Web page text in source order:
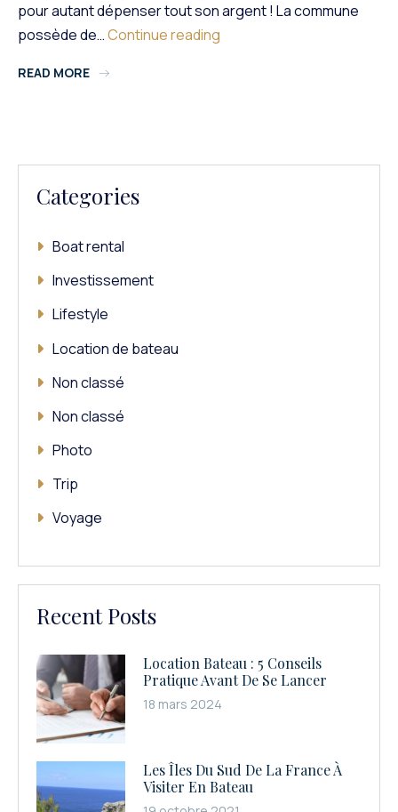
pour autant dépenser tout son argent ! La commune
possède de…Continue reading
READ MORE
Categories
Boat rental
Investissement
Lifestyle
Location de bateau
Non classé
Non classé
Photo
Trip
Voyage
Recent Posts
Location Bateau : 5 Conseils
Pratique Avant De Se Lancer
18 mars 2024
Les Îles Du Sud De La France À
Visiter En Bateau